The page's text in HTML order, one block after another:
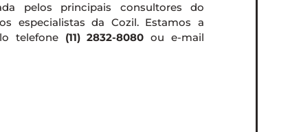
pelos principais consultores do
especialistas da Cozil. Estamos a
telefone (11) 2832-8080 ou e-mail